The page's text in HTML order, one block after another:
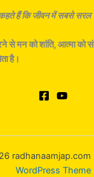
कहते हैं कि जीवन में सबसे सरल
से मन को शांति, आत्मा को
है।
radhanaamjap.com
WordPress Theme